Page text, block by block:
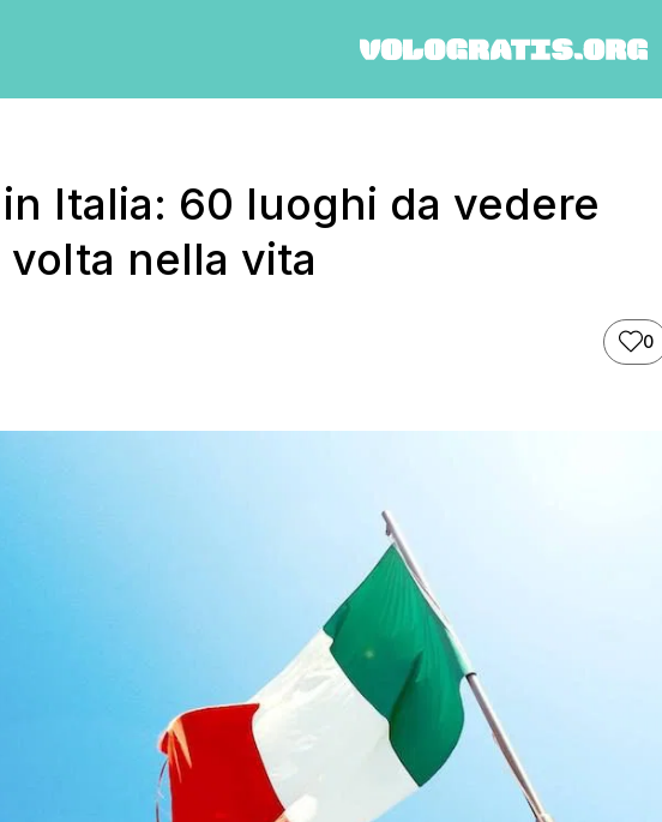
Italia: 60 luoghi da vedere
nella vita
0